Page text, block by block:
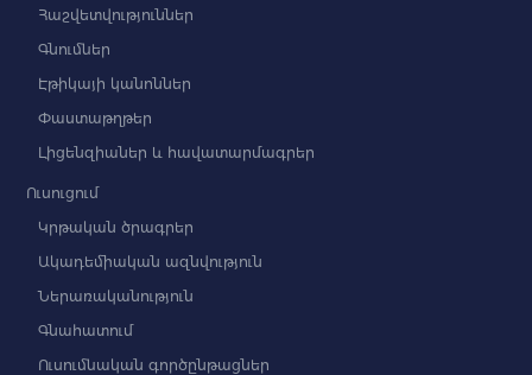
Հաշվետվություններ
Գնումներ
Էթիկայի կանոններ
Փաստաթղթեր
Լիցենզիաներ և հավատարմագրեր
Ուսուցում
Կրթական ծրագրեր
Ակադեմիական ազնվություն
Ներառականություն
Գնահատում
Ուսումնական գործընթացներ